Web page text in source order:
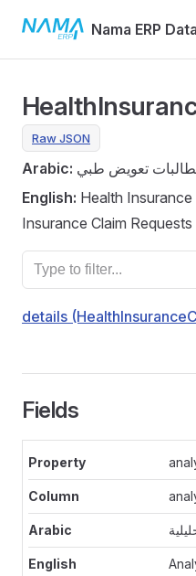
Skip to contentNama ERP
Raw JSON
Arabic: تعويض طبي
English: Health
Insurance Claim Requests
details
Fields